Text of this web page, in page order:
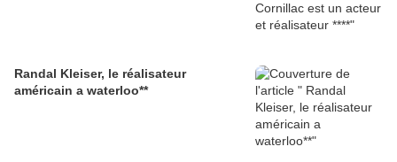
Randal Kleiser, le réalisateur
américain a waterloo**